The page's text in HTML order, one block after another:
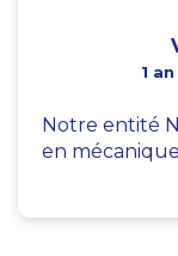
1 an
Notre entité
en mécanique